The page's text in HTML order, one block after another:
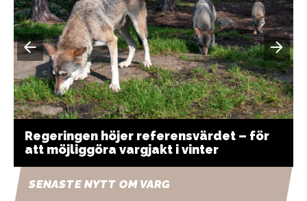
Regeringen höjer referensvärdet – för
att möjliggöra vargjakt i vinter
SENASTE NYTT OM VARG